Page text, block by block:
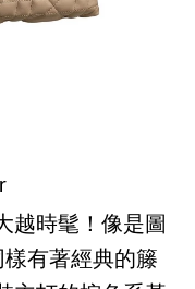
越時髦！像是圖
樣有著經典的籐